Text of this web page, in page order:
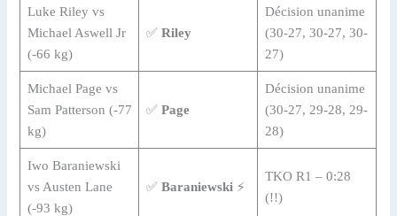
Luke Riley vs
Michael Aswell Jr
(-66 kg)
✅ Riley
Décision unanime
(30-27, 30-27, 30-
27)
Michael Page vs
Sam Patterson (-77
kg)
✅ Page
Décision unanime
(30-27, 29-28, 29-
28)
Iwo Baraniewski
vs Austen Lane
(-93 kg)
✅ Baraniewski⚡
TKO R1 – 0:28
(!!)